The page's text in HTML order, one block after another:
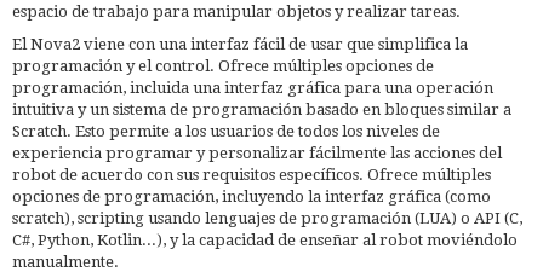
espacio de trabajo para manipular objetos y realizar tareas.
El Nova2 viene con una interfaz fácil de usar que simplifica la
programación y el control. Ofrece múltiples opciones de
programación, incluida una interfaz gráfica para una operación
intuitiva y un sistema de programación basado en bloques similar a
Scratch. Esto permite a los usuarios de todos los niveles de
experiencia programar y personalizar fácilmente las acciones del
robot de acuerdo con sus requisitos específicos. Ofrece múltiples
opciones de programación, incluyendo la interfaz gráfica (como
scratch), scripting usando lenguajes de programación (LUA) o API (C,
C#, Python, Kotlin...), y la capacidad de enseñar al robot moviéndolo
manualmente.